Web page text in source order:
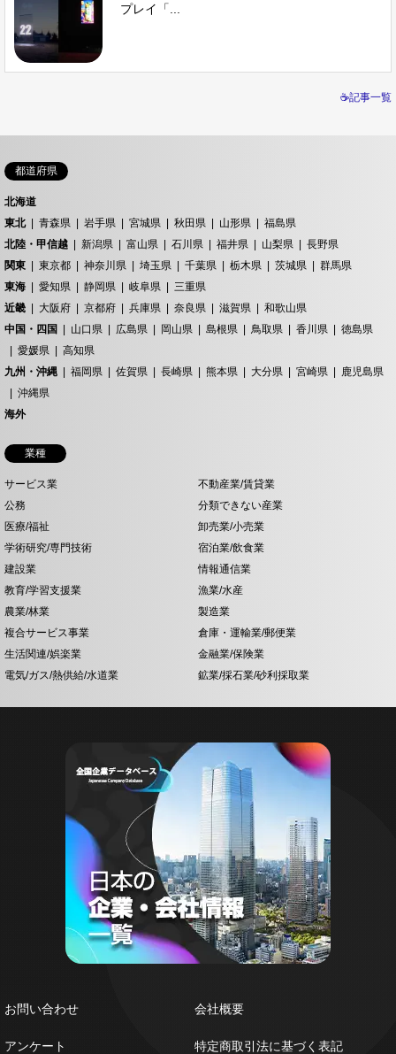
プレイ「...
☕記事一覧
都道府県
北海道
東北
青森県 岩手県 宮城県 秋田県 山形県
福島県
北陸・甲信越
新潟県 富山県 石川県 福井県 山梨県
長野県
関東
東京都 神奈川県 埼玉県 千葉県 栃木県 茨城県
群馬県
東海
愛知県 静岡県 岐阜県
三重県
近畿
大阪府 京都府 兵庫県 奈良県 滋賀県
和歌山県
中国・四国
山口県 広島県 岡山県 島根県 鳥取県 香川県
徳島県
愛媛県
高知県
九州・沖縄
福岡県 佐賀県 長崎県 熊本県 大分県 宮崎県
鹿児島県
沖縄県
海外
業種
サービス業
不動産業/賃貸業
公務
分類できない産業
医療/福祉
卸売業/小売業
学術研究/専門技術
宿泊業/飲食業
建設業
情報通信業
教育/学習支援業
漁業/水産
農業/林業
製造業
複合サービス事業
倉庫・運輸業/郵便業
生活関連/娯楽業
金融業/保険業
電気/ガス/熱供給/水道業
鉱業/採石業/砂利採取業
お問い合わせ
アンケート
会社概要
特定商取引法に基づく表記